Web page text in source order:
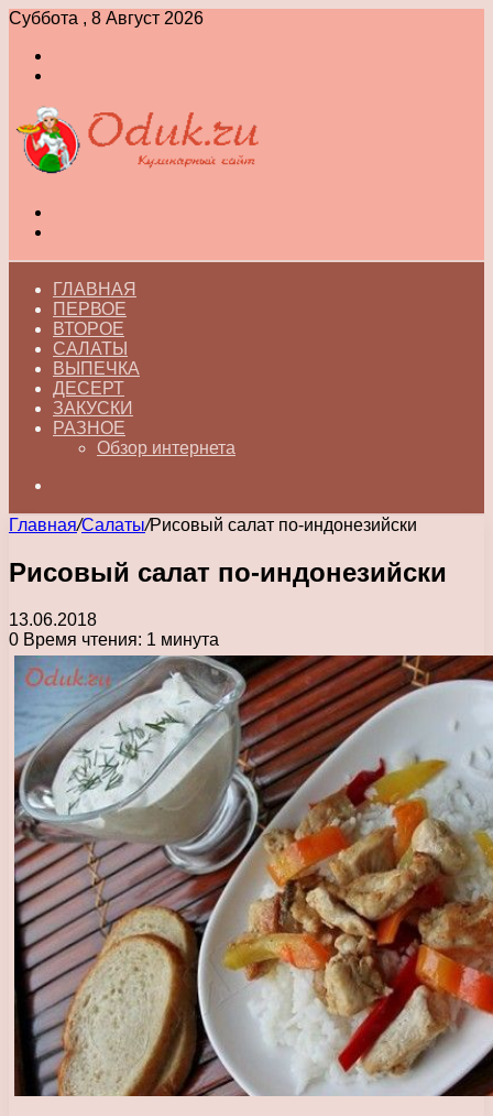
Суббота , 8 Август 2026
ГЛАВНАЯ
ПЕРВОЕ
ВТОРОЕ
САЛАТЫ
ВЫПЕЧКА
ДЕСЕРТ
ЗАКУСКИ
РАЗНОЕ
Обзор интернета
Главная/Салаты/Рисовый салат по-индонезийски
Рисовый салат по-индонезийски
13.06.2018
0 Время чтения: 1 минута